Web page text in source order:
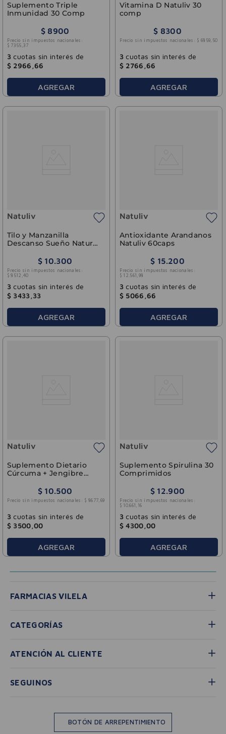
Suplemento Triple
Inmunidad 30 Comp
$ 8900
Precio sin impuestos nacionales:
$ 7355 ,37
3 cuotas sin interés de
$ 2966 ,66
AGREGAR
Vitamina D Natuliv 30
comp
$ 8300
Precio sin impuestos nacionales: $ 6859, 50
3 cuotas sin interés de
$ 2766 ,66
AGREGAR
Natuliv
Tilo y Manzanilla
Descanso Sueño Natural
$ 10.300
Precio sin impuestos nacionales:
$ 8512 ,40
3 cuotas sin interés de
$ 3433 33
AGREGAR
Natuliv
Antioxidante Arandanos
Natuliv 60caps
$ 15.200
Precio sin impuestos nacionales:
$ 12 561 98
3 cuotas sin interés de
$ 5066 ,66
AGREGAR
Natuliv
Suplemento Dietario
Cúrcuma + Jengibre
$ 10 500
Precio sin impuestos nacionales: $ 8677 69
3 cuotas sin interés de
$ 3500 ,00
AGREGAR
Natuliv
Suplemento Spirulina 30
Comprimidos
$ 12 900
Precio sin impuestos nacionales:
$ 10 .661 16
3 cuotas sin interés de
$ 4300 ,00
AGREGAR
FARMACIAS VILELA
CATEGORÍAS
ATENCIÓN AL CLIENTE
SEGUINOS
BOTÓN DE ARREPENTIMIENTO